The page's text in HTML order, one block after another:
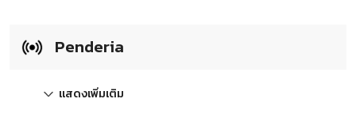
Penderia
แสดงเพิ่มเติม